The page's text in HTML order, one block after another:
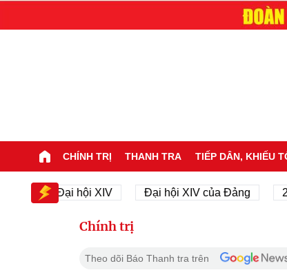
CHÍNH TRỊ THANH TRA TIẾP DÂN, KHIẾU
Đại hội XIV Đại hội XIV của Đảng 23/
Chính trị
Theo dõi Báo Thanh tra trên